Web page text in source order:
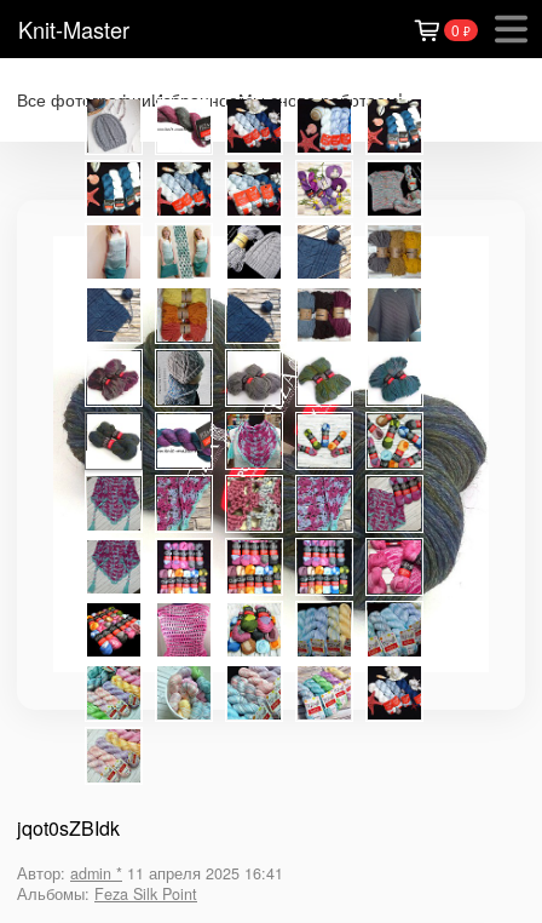
Knit-Master 0 ₽
Все фотографииИзбранноеМы снова работаем!
jqot0sZBIdk
Автор: admin * 11 апреля 2025 16:41
Альбомы: Feza Silk Point